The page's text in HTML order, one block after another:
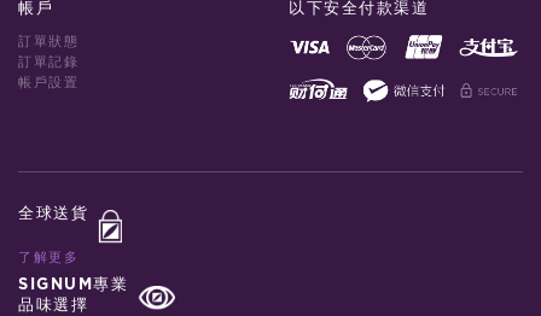
帳戶
訂單狀態
訂單記錄
帳戶設置
以下安全付款渠道
全球送貨
了解更多
SIGNUM專業
品味選擇